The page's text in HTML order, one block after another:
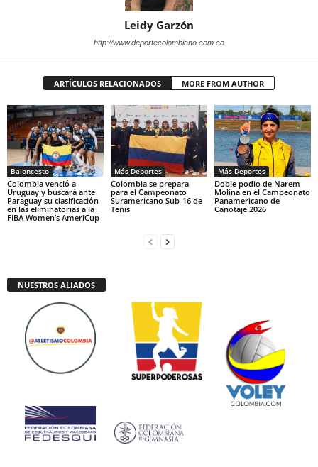
Leidy Garzón
http://www.deportecolombiano.com.co
ARTÍCULOS RELACIONADOS MORE FROM AUTHOR
Baloncesto
Colombia venció a
Uruguay y buscará ante
Paraguay su clasificación
en las eliminatorias a la
FIBA Women’s AmeriCup
Más Deportes
Colombia se prepara
para el Campeonato
Suramericano Sub-16 de
Tenis
Más Deportes
Doble podio de Narem
Molina en el Campeonato
Panamericano de
Canotaje 2026
NUESTROS ALIADOS